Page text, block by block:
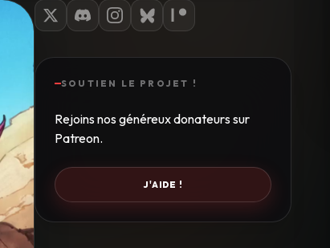
SOUTIEN LE PROJET !
Rejoins nos généreux donateurs sur
Patreon.
J'AIDE !